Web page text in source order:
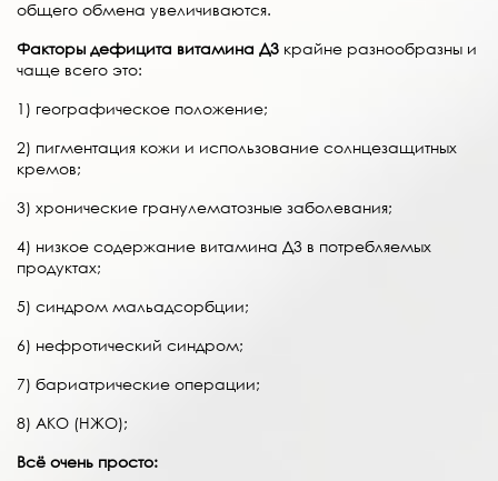
общего обмена увеличиваются.
Факторы дефицита витамина Д3 крайне разнообразны и
чаще всего это:
1) географическое положение;
2) пигментация кожи и использование солнцезащитных
кремов;
3) хронические гранулематозные заболевания;
4) низкое содержание витамина Д3 в потребляемых
продуктах;
5) синдром мальадсорбции;
6) нефротический синдром;
7) бариатрические операции;
8) АКО (НЖО);
Всё очень просто: